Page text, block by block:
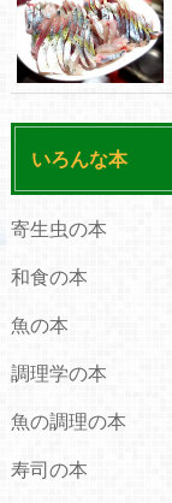
いろんな本
寄生虫の本
和食の本
魚の本
調理学の本
魚の調理の本
寿司の本